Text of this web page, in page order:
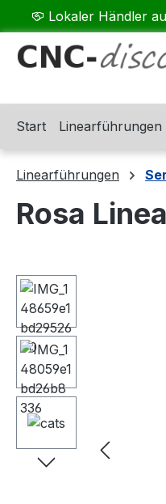
Hauptinhalt springen
Zur Suche springen
Zur Hauptnavigation
Lokaler Händler
Start Linearführungen
Linearführungen
Rosa
Bildergalerie